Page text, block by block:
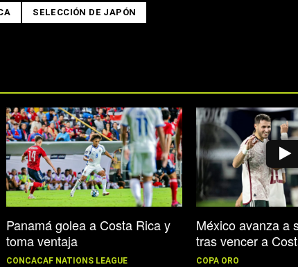
SELECCIÓN DE JAPÓN
Panamá golea a Costa Rica y
toma ventaja
CONCACAF NATIONS LEAGUE
México avanza a
tras vencer a
COPA ORO